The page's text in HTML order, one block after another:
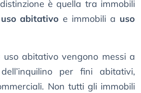
è quella tra immobili
uso abitativo e immobili a uso
uso abitativo vengono messi a
per fini abitativi,
Non tutti gli immobili